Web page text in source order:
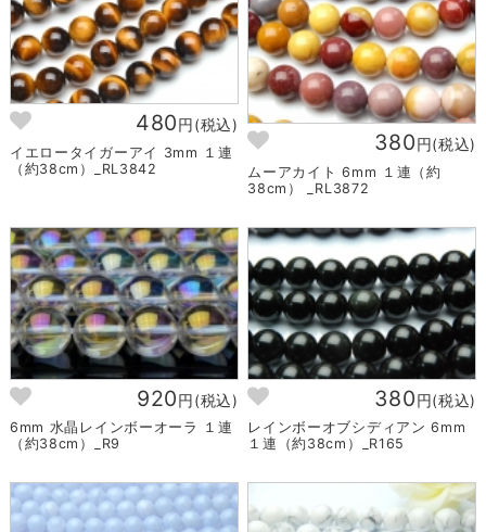
480円(税込)
イエロータイガーアイ 3mm １連
（約38cm）_RL3842
380円(税込)
ムーアカイト 6mm １連（約
38cm） _RL3872
920円(税込)
6mm 水晶レインボーオーラ １連
（約38cm）_R9
380円(税込)
レインボーオブシディアン 6mm
１連（約38cm）_R165